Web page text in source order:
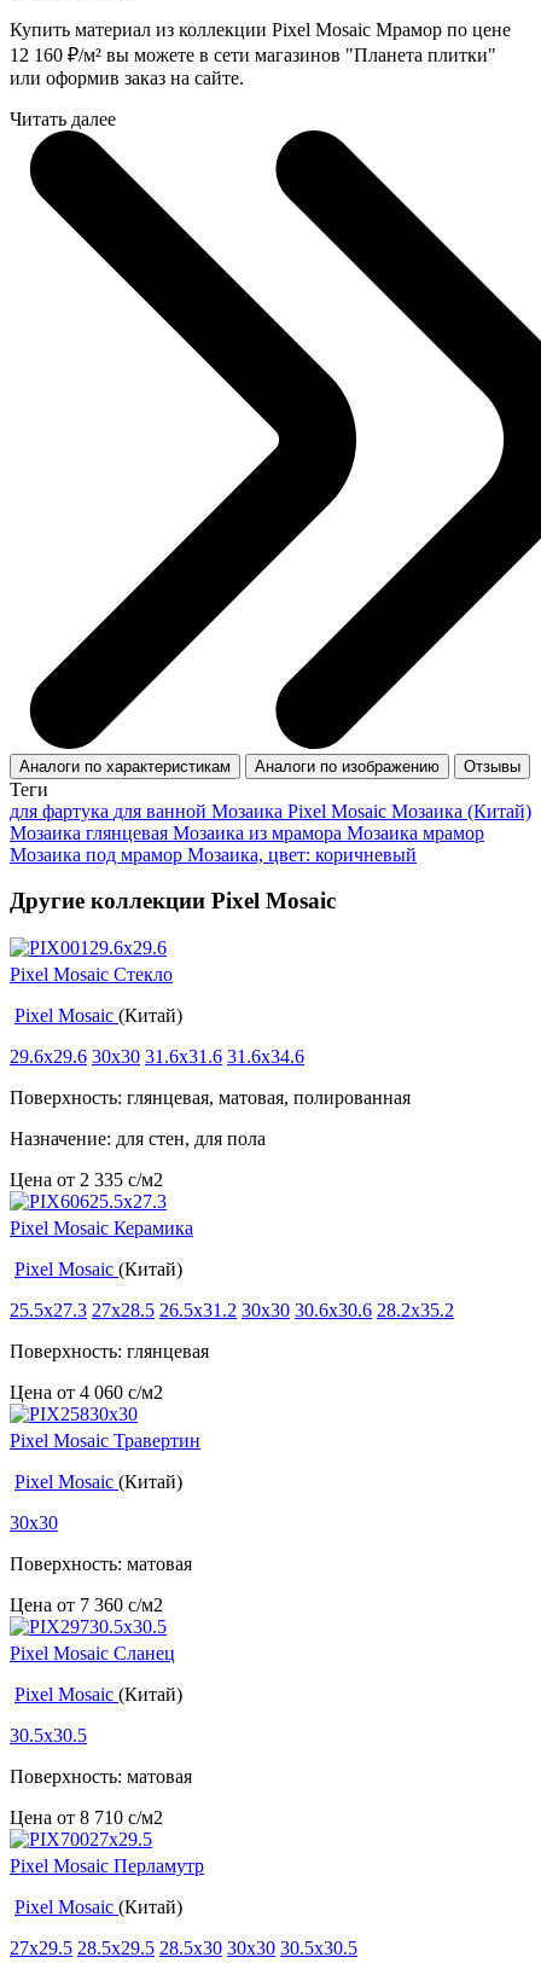
Купить материал из коллекции Pixel Mosaic Мрамор по цене
12 160 ₽/м² вы можете в сети магазинов "Планета плитки"
или оформив заказ на сайте.
Читать далее
Аналоги по характеристикам Аналоги по изображению Отзывы
Теги
для фартука для ванной Мозаика Pixel Mosaic Мозаика (Китай)
Мозаика глянцевая Мозаика из мрамора Мозаика мрамор
Мозаика под мрамор Мозаика, цвет: коричневый
Другие коллекции Pixel Mosaic
Pixel Mosaic Стекло
Pixel Mosaic (Китай)
29.6x29.6 30x30 31.6x31.6 31.6x34.6
Поверхность: глянцевая, матовая, полированная
Назначение: для стен, для пола
Цена от 2 335 c/м2
Pixel Mosaic Керамика
Pixel Mosaic (Китай)
25.5x27.3 27x28.5 26.5x31.2 30x30 30.6x30.6 28.2x35.2
Поверхность: глянцевая
Цена от 4 060 c/м2
Pixel Mosaic Травертин
Pixel Mosaic (Китай)
30x30
Поверхность: матовая
Цена от 7 360 c/м2
Pixel Mosaic Сланец
Pixel Mosaic (Китай)
30.5x30.5
Поверхность: матовая
Цена от 8 710 c/м2
Pixel Mosaic Перламутр
Pixel Mosaic (Китай)
27x29.5 28.5x29.5 28.5x30 30x30 30.5x30.5